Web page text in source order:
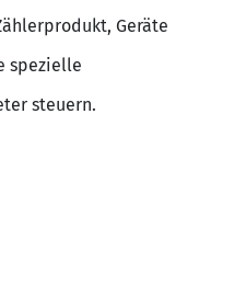
Geräte
spezielle
steuern.